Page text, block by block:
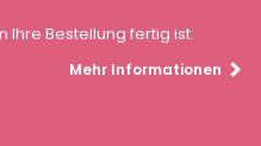
Ihre Bestellung fertig ist.
Mehr Informationen